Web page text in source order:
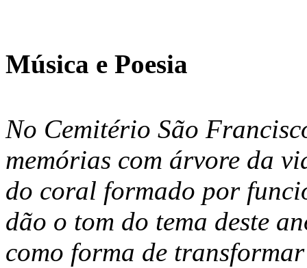
Música e Poesia
No Cemitério São
memórias com árvore da
do coral formado por
dão o tom do tema deste
como forma de